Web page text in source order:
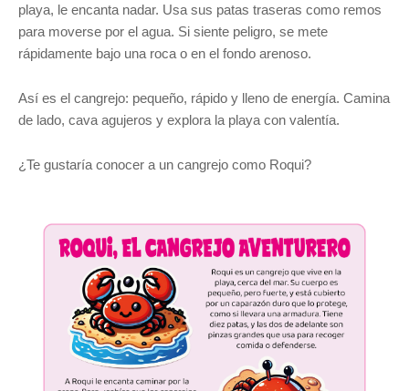
playa, le encanta nadar. Usa sus patas traseras como remos
para moverse por el agua. Si siente peligro, se mete
rápidamente bajo una roca o en el fondo arenoso.
Así es el cangrejo: pequeño, rápido y lleno de energía. Camina
de lado, cava agujeros y explora la playa con valentía.
¿Te gustaría conocer a un cangrejo como Roqui?